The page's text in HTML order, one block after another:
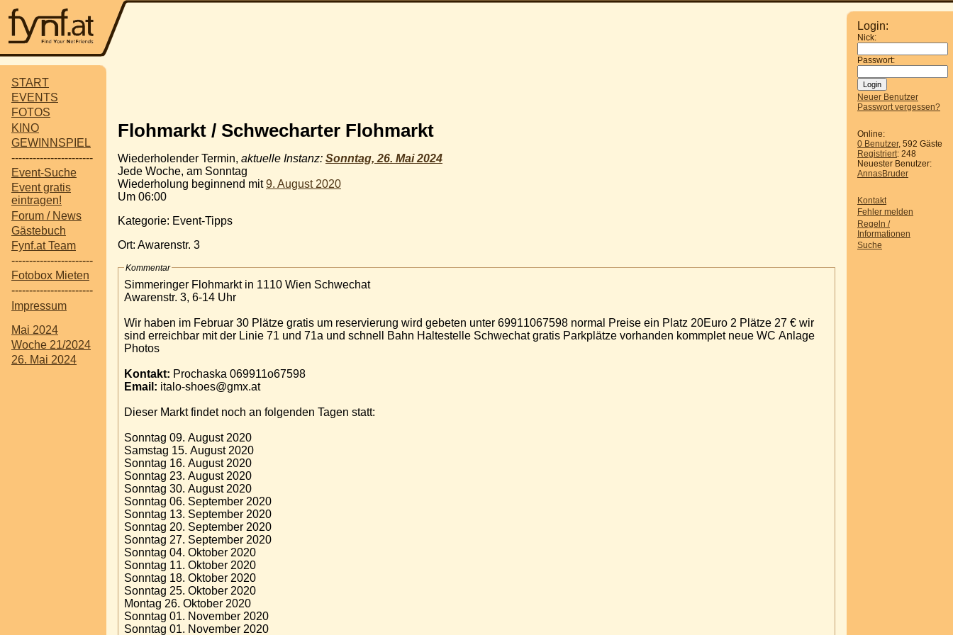
START
EVENTS
FOTOS
KINO
GEWINNSPIEL
-----------------------
Event-Suche
Event gratis
eintragen!
Forum / News
Gästebuch
Fynf.at Team
-----------------------
Fotobox Mieten
-----------------------
Impressum
Mai 2024
Woche 21/2024
26. Mai 2024
Login:
Nick:
Passwort:
Neuer Benutzer
Passwort vergessen?
Online:
0 Benutzer, 592 Gäste
Registriert: 248
Neuester Benutzer:
AnnasBruder
Kontakt
Fehler melden
Regeln /
Informationen
Suche
Flohmarkt / Schwecharter Flohmarkt
Wiederholender Termin, aktuelle Instanz: Sonntag, 26. Mai 2024
Jede Woche, am Sonntag
Wiederholung beginnend mit9. August 2020
Um 06:00
Kategorie: Event-Tipps
Ort: Awarenstr. 3
Kommentar
Simmeringer Flohmarkt in 1110 Wien Schwechat
Awarenstr. 3, 6-14 Uhr
Wir haben im Februar 30 Plätze gratis um reservierung wird gebeten unter 69911067598 normal Preise ein Platz 20Euro 2 Plätze 27 € wir
sind erreichbar mit der Linie 71 und 71a und schnell Bahn Haltestelle Schwechat gratis Parkplätze vorhanden kommplet neue WC Anlage
Photos
Kontakt: Prochaska 069911o67598
Email: italo-shoes@gmx.at
Dieser Markt findet noch an folgenden Tagen statt:
Sonntag 09. August 2020
Samstag 15. August 2020
Sonntag 16. August 2020
Sonntag 23. August 2020
Sonntag 30. August 2020
Sonntag 06. September 2020
Sonntag 13. September 2020
Sonntag 20. September 2020
Sonntag 27. September 2020
Sonntag 04. Oktober 2020
Sonntag 11. Oktober 2020
Sonntag 18. Oktober 2020
Sonntag 25. Oktober 2020
Montag 26. Oktober 2020
Sonntag 01. November 2020
Sonntag 01. November 2020